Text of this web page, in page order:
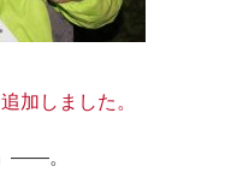
加しました。
――。